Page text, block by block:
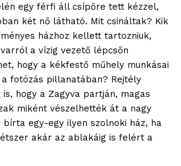
élményportál
egy férfi áll csípőre tett kézzel,
két nő látható. Mit csináltak? Kik
házhoz kellett tartozniuk,
a vízig vezető lépcsőn
hogy a kékfestő műhely munkásai
fotózás pillanatában? Rejtély
hogy a Zagyva partján, magas
miként vészelhették át a nagy
bírta egy-egy ilyen szolnoki ház, ha
akár az ablakáig is felért a